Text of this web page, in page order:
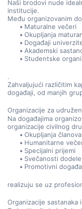
Naši brodovi nude
institucije.
Među organizovanim
Maturalne večeri
Okupljanja
Događaji
Akademski
Studentske
.
Zahvaljujući različitim
događaji, od manjih
Organizacije za
Na događajima
organizacije civilnog
Okupljanja članova
Humanitarne
Specijalni prijemi
Svečanosti
Promotivni
realizuju se uz
Organizacije sastanaka